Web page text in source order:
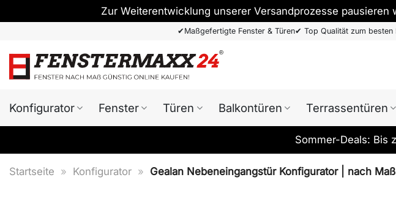
Zur Weiterentwicklung unserer Versandprozesse
springen
✔Maßgefertigte Fenster & Türen✔ Top Qualität zum besten
Konfigurator Fenster Türen Balkontüren Terrassentüren
Sommer-Deals: Bis
Startseite » Konfigurator » Gealan Nebeneingangstür Konfigurator | nach